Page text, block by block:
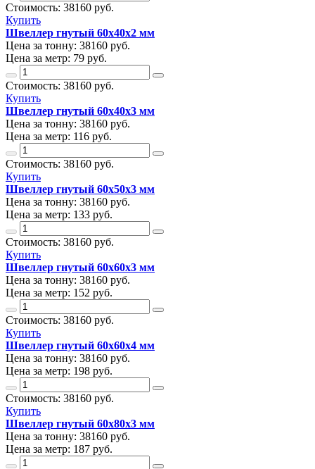
Стоимость: 38160 руб.
Купить
Швеллер гнутый 60х40х2 мм
Цена за тонну: 38160 руб.
Цена за метр: 79 руб.
Стоимость: 38160 руб.
Купить
Швеллер гнутый 60х40х3 мм
Цена за тонну: 38160 руб.
Цена за метр: 116 руб.
Стоимость: 38160 руб.
Купить
Швеллер гнутый 60х50х3 мм
Цена за тонну: 38160 руб.
Цена за метр: 133 руб.
Стоимость: 38160 руб.
Купить
Швеллер гнутый 60х60х3 мм
Цена за тонну: 38160 руб.
Цена за метр: 152 руб.
Стоимость: 38160 руб.
Купить
Швеллер гнутый 60х60х4 мм
Цена за тонну: 38160 руб.
Цена за метр: 198 руб.
Стоимость: 38160 руб.
Купить
Швеллер гнутый 60х80х3 мм
Цена за тонну: 38160 руб.
Цена за метр: 187 руб.